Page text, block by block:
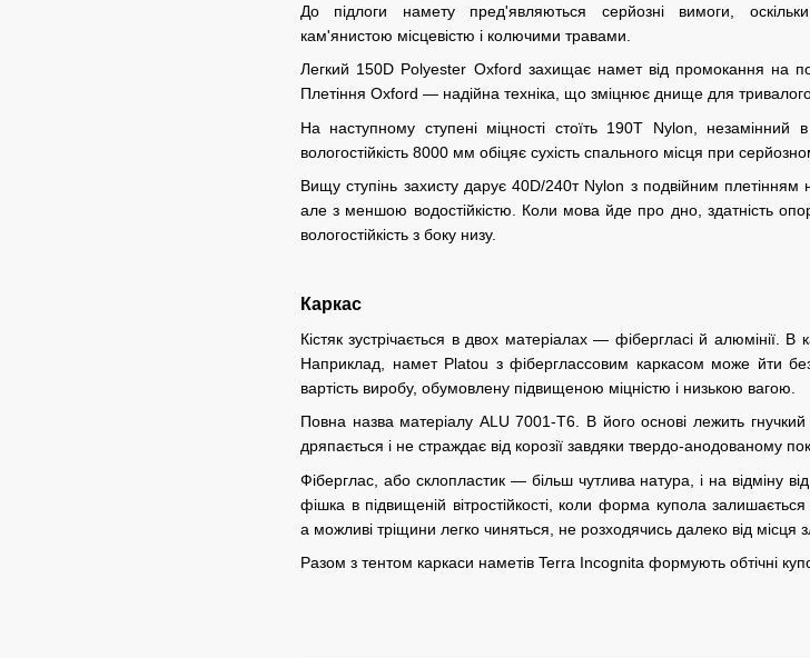
До підлоги намету пред'являються серйозні вимоги,
кам'янистою місцевістю і колючими травами.
Легкий 150D Polyester Oxford захищає намет від промокання на
Плетіння Oxford — надійна техніка, що зміцнює днище для тривалого
На наступному ступені міцності стоїть 190T Nylon,
вологостійкість 8000 мм обіцяє сухість спального місця при
Вищу ступінь захисту дарує 40D/240т Nylon з подвійним плетінням
але з меншою водостійкістю. Коли мова йде про дно, здатність
вологостійкість з боку низу.
Каркас
Кістяк зустрічається в двох матеріалах — фібергласі й алюмінії. В
Наприклад, намет Platou з фіберглассовим каркасом може йти
вартість виробу, обумовлену підвищеною міцністю і низькою вагою.
Повна назва матеріалу ALU 7001-T6. В його основі лежить
дряпається і не страждає від корозії завдяки твердо-анодованому
Фіберглас, або склопластик — більш чутлива натура, і на відміну
фішка в підвищеній вітростійкості, коли форма купола
а можливі тріщини легко чиняться, не розходячись далеко від місця
Разом з тентом каркаси наметів Terra Incognita формують обтічні